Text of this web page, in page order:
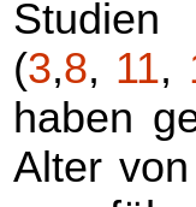
Studien
(3,8, 11,
haben
Alter